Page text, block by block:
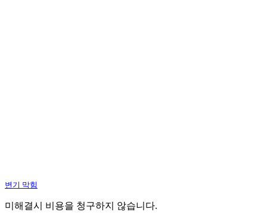
변기 막힘
미해결시 비용을 청구하지 않습니다.